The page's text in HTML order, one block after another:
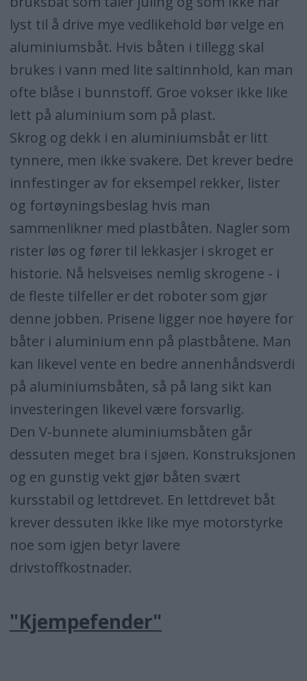
lyst til å drive mye vedlikehold bør velge en
aluminiumsbåt. Hvis båten i tillegg skal
brukes i vann med lite saltinnhold, kan man
ofte blåse i bunnstoff. Groe vokser ikke like
lett på aluminium som på plast.
Skrog og dekk i en aluminiumsbåt er litt
tynnere, men ikke svakere. Det krever bedre
innfestinger av for eksempel rekker, lister
og fortøyningsbeslag hvis man
sammenlikner med plastbåten. Nagler som
rister løs og fører til lekkasjer i skroget er
historie. Nå helsveises nemlig skrogene - i
de fleste tilfeller er det roboter som gjør
denne jobben. Prisene ligger noe høyere for
båter i aluminium enn på plastbåtene. Man
kan likevel vente en bedre annenhåndsverdi
på aluminiumsbåten, så på lang sikt kan
investeringen likevel være forsvarlig.
Den V-bunnete aluminiumsbåten går
dessuten meget bra i sjøen. Konstruksjonen
og en gunstig vekt gjør båten svært
kursstabil og lettdrevet. En lettdrevet båt
krever dessuten ikke like mye motorstyrke
noe som igjen betyr lavere
drivstoffkostnader.
"Kjempefender"